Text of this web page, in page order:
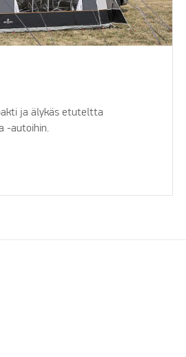
ja älykäs etuteltta
-autoihin.